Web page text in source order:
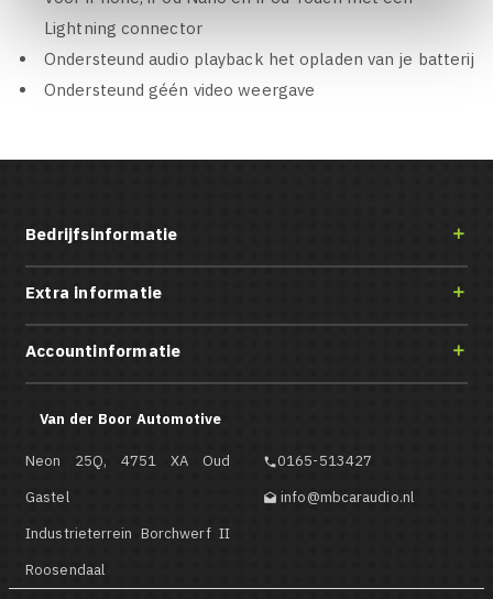
Lightning connector
Ondersteund audio playback het opladen van je batterij
Ondersteund géén video weergave
Bedrijfsinformatie 
Extra informatie 
Accountinformatie 
Van der Boor Automotive
Neon 25Q, 4751 XA Oud
Gastel
Industrieterrein Borchwerf II
Roosendaal
0165-513427
 info@mbcaraudio.nl